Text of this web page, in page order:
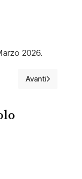
2026.
per 15Articolo
Avanti